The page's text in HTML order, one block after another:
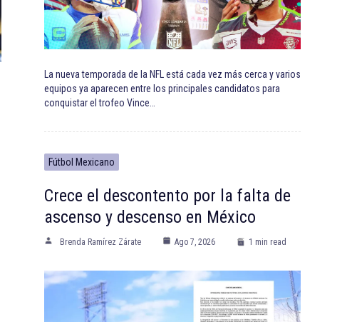
La nueva temporada de la NFL está cada vez más cerca y varios
equipos ya aparecen entre los principales candidatos para
conquistar el trofeo Vince…
Fútbol Mexicano
Crece el descontento por la falta de
ascenso y descenso en México
Brenda Ramírez Zárate Ago 7, 2026 1 min read